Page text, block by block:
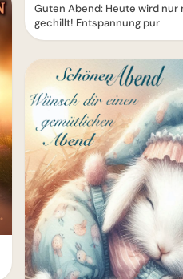
Guten Abend: Heute wird nur
gechillt! Entspannung pur